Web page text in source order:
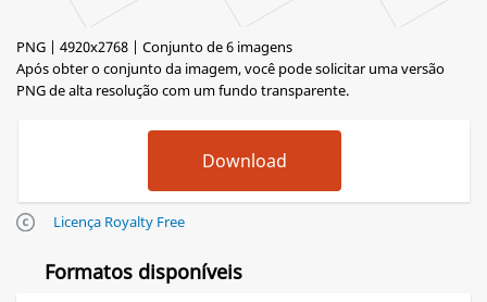
PNG | 4920x2768 | Conjunto de 6 imagens
Após obter o conjunto da imagem, você pode solicitar uma versão
PNG de alta resolução com um fundo transparente.
Licença Royalty Free
Formatos disponíveis